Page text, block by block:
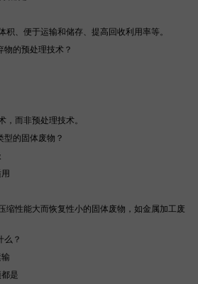
积、便于运输和储存、提高回收利用率等。
物的预处理技术？
，而非预处理技术。
型的固体废物？
缩性能大而恢复性小的固体废物，如金属加工废
么？
是